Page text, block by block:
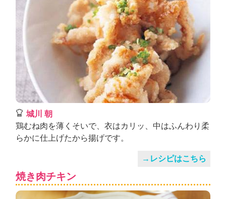
う
の
料
理
」
城川 朝
鶏むね肉を薄くそいで、衣はカリッ、中はふんわり柔
らかに仕上げたから揚げです。
→レシピはこちら
焼き肉チキン